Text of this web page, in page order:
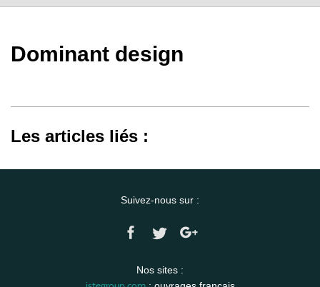
Dominant design
Les articles liés :
Suivez-nous sur :
Nos sites :